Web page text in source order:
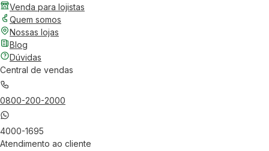
Venda para lojistas
Quem somos
Nossas lojas
Blog
Dúvidas
Central de vendas
0800-200-2000
4000-1695
Atendimento ao cliente